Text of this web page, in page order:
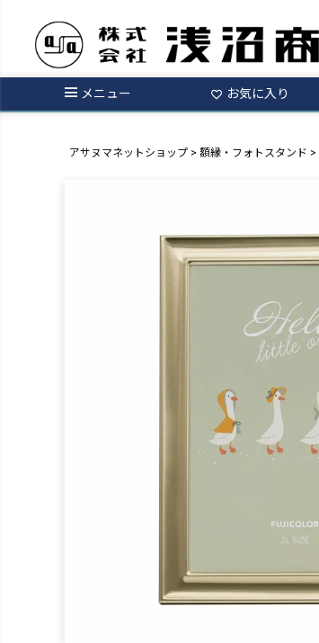
メニュー お気に入り
アサヌマネットショップ 額縁・フォトスタンド